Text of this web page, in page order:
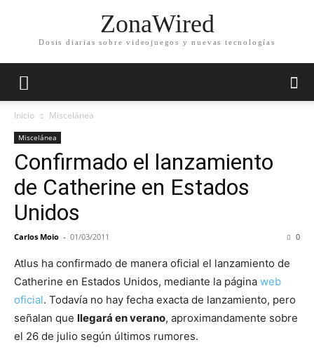
ZonaWired
Dosis diarias sobre videojuegos y nuevas tecnologías
Inicio Miscelánea
Miscelánea
Confirmado el lanzamiento
de Catherine en Estados
Unidos
Carlos Moio - 01/03/2011 0
Atlus ha confirmado de manera oficial el lanzamiento de
Catherine en Estados Unidos, mediante la página web
oficial. Todavía no hay fecha exacta de lanzamiento, pero
señalan que llegará en verano, aproximandamente sobre
el 26 de julio según últimos rumores.